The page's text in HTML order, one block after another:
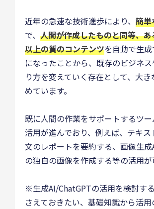
近年の急速な技術進歩により、 簡単
で、 人間が作成したものと同等、
以上の質のコンテンツを自動で生
になったことから、既存のビジネ
り方を変えていく存在として、大
めています。
既に人間の作業をサポートするツ
活用が進んでおり、例えば、テキ
文のレポートを要約する、画像生
の独自の画像を作成する等の活用が
※生成AI/ChatGPTの活用を検討す
さえておきたい、基礎知識から活用